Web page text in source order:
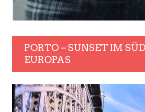
PORTO – SUNSET IM
EUROPAS